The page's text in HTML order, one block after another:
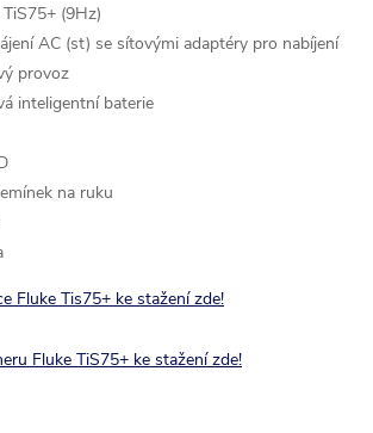
(9Hz)
AC (st) se sítovými adaptéry pro nabíjení
provoz
inteligentní baterie
na ruku
Fluke Tis75+ ke stažení zde!
Fluke TiS75+ ke stažení zde!